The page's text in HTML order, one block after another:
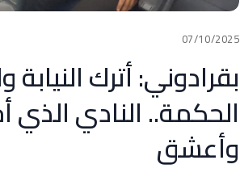
07/10/2025
بقرادوني: أترك النيابة
الحكمة.. النادي الذي
وأعشق